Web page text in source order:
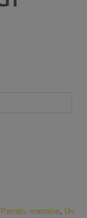
Parrain, marraine, Un